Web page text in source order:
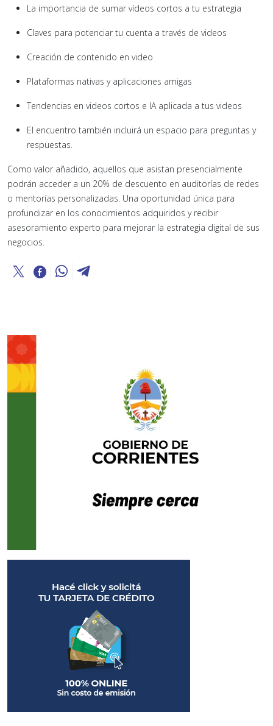
La importancia de sumar vídeos cortos a tu estrategia
Claves para potenciar tu cuenta a través de videos
Creación de contenido en video
Plataformas nativas y aplicaciones amigas
Tendencias en videos cortos e IA aplicada a tus videos
El encuentro también incluirá un espacio para preguntas y
respuestas.
Como valor añadido, aquellos que asistan presencialmente
podrán acceder a un 20% de descuento en auditorías de redes
o mentorías personalizadas. Una oportunidad única para
profundizar en los conocimientos adquiridos y recibir
asesoramiento experto para mejorar la estrategia digital de sus
negocios.